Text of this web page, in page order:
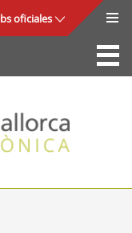
oficiales
La Sede
de Mallorca
Acceso y seguridad
Utilidades